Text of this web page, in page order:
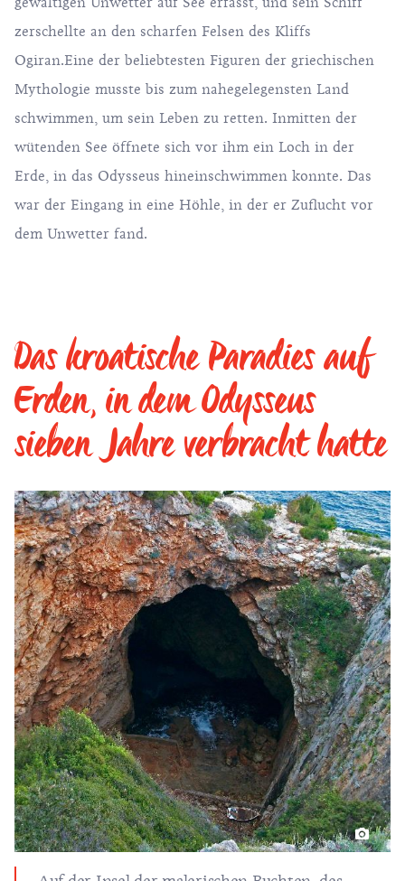
zerschellte an den scharfen Felsen des Kliffs
Ogiran.Eine der beliebtesten Figuren der griechischen
Mythologie musste bis zum nahegelegensten Land
schwimmen, um sein Leben zu retten. Inmitten der
wütenden See öffnete sich vor ihm ein Loch in der
Erde, in das Odysseus hineinschwimmen konnte. Das
war der Eingang in eine Höhle, in der er Zuflucht vor
dem Unwetter fand.
Das kroatische Paradies auf
Erden, in dem Odysseus
sieben Jahre verbracht hatte